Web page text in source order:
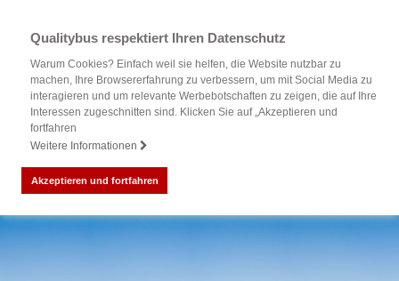
Qualitybus respektiert Ihren Datenschutz
Warum Cookies? Einfach weil sie helfen, die Website nutzbar zu
machen, Ihre Browsererfahrung zu verbessern, um mit Social Media zu
interagieren und um relevante Werbebotschaften zu zeigen, die auf Ihre
Interessen zugeschnitten sind. Klicken Sie auf „Akzeptieren und
fortfahren
Weitere Informationen
Akzeptieren und fortfahren